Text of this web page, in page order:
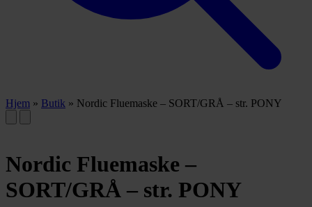
Hjem » Butik » Nordic Fluemaske – SORT/GRÅ – str. PONY
Nordic Fluemaske –
SORT/GRÅ – str. PONY